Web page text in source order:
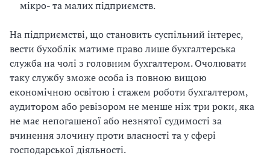
мікро- та малих підприємств.
На підприємстві, що становить суспільний інтерес,
вести бухоблік матиме право лише бухгалтерська
служба на чолі з головним бухгалтером. Очолювати
таку службу зможе особа із повною вищою
економічною освітою і стажем роботи бухгалтером,
аудитором або ревізором не менше ніж три роки, яка
не має непогашеної або незнятої судимості за
вчинення злочину проти власності та у сфері
господарської діяльності.